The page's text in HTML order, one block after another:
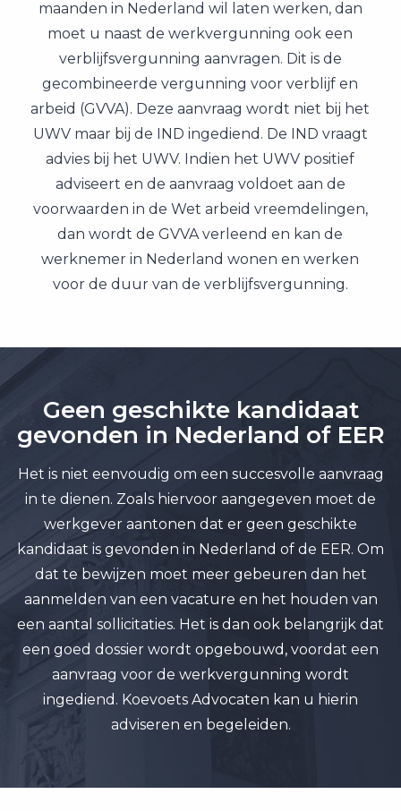
maanden in Nederland wil laten werken, dan
moet u naast de werkvergunning ook een
verblijfsvergunning aanvragen. Dit is de
gecombineerde vergunning voor verblijf en
arbeid (GVVA). Deze aanvraag wordt niet bij het
UWV maar bij de IND ingediend. De IND vraagt
advies bij het UWV. Indien het UWV positief
adviseert en de aanvraag voldoet aan de
voorwaarden in de Wet arbeid vreemdelingen,
dan wordt de GVVA verleend en kan de
werknemer in Nederland wonen en werken
voor de duur van de verblijfsvergunning.
Geen geschiktekandidaat
gevonden in Nederland of EER
Het is niet eenvoudig om een succesvolle aanvraag
in te dienen. Zoals hiervoor aangegeven moet de
werkgever aantonen dat er geen geschikte
kandidaat is gevonden in Nederland of de EER. Om
dat te bewijzen moet meer gebeuren dan het
aanmelden van een vacature en het houden van
een aantal sollicitaties. Het is dan ook belangrijk dat
een goed dossier wordt opgebouwd, voordat een
aanvraag voor de werkvergunning wordt
ingediend. Koevoets Advocaten kan u hierin
adviseren en begeleiden.